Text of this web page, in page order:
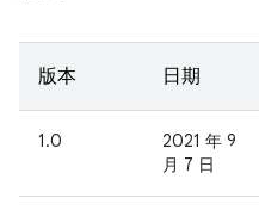
版本 日期
1.0
2021 年 9
月 7 日